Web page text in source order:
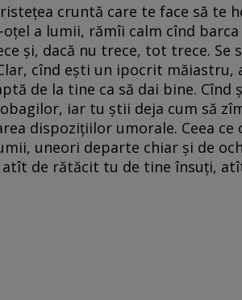
cruntă care te face să te
a lumii, rămîi calm cînd
și, dacă nu trece, tot trece. Se
cînd ești un ipocrit
de la tine ca să dai bine. Cînd
iar tu știi deja cum să
dispozițiilor umorale. Ceea ce
uneori departe chiar și de
atît de rătăcit tu de tine însuți,